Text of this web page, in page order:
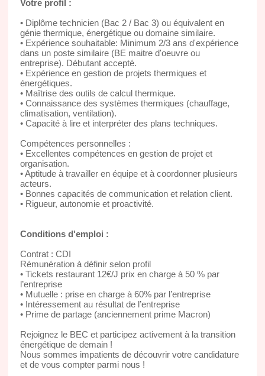
Votre profil :
• Diplôme technicien (Bac 2 / Bac 3) ou équivalent en
génie thermique, énergétique ou domaine similaire.
• Expérience souhaitable: Minimum 2/3 ans d'expérience
dans un poste similaire (BE maitre d'oeuvre ou
entreprise). Débutant accepté.
• Expérience en gestion de projets thermiques et
énergétiques.
• Maîtrise des outils de calcul thermique.
• Connaissance des systèmes thermiques (chauffage,
climatisation, ventilation).
• Capacité à lire et interpréter des plans techniques.
Compétences personnelles :
• Excellentes compétences en gestion de projet et
organisation.
• Aptitude à travailler en équipe et à coordonner plusieurs
acteurs.
• Bonnes capacités de communication et relation client.
• Rigueur, autonomie et proactivité.
Conditions d'emploi :
Contrat : CDI
Rémunération à définir selon profil
• Tickets restaurant 12€/J prix en charge à 50 % par
l’entreprise
• Mutuelle : prise en charge à 60% par l’entreprise
• Intéressement au résultat de l’entreprise
• Prime de partage (anciennement prime Macron)
Rejoignez le BEC et participez activement à la transition
énergétique de demain !
Nous sommes impatients de découvrir votre candidature
et de vous compter parmi nous !